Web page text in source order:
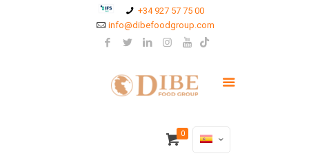
+34 927 57 75 00
info@dibefoodgroup.com
0